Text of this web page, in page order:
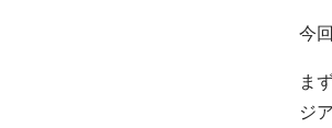
今
ま
ジ